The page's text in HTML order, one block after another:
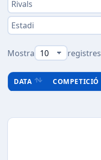
Mostra registres
DATA COMPETICIÓ